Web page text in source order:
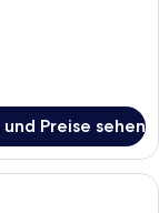
Preise sehen
mit einem großen